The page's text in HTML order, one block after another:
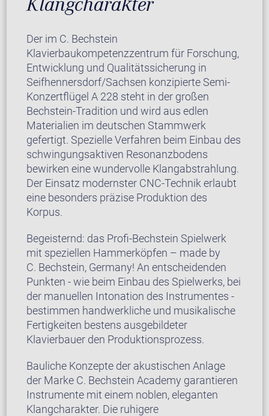
Der im C. Bechstein
Klavierbaukompetenzzentrum für Forschung,
Entwicklung und Qualitätssicherung in
Seifhennersdorf/Sachsen konzipierte Semi-
Konzertflügel A 228 steht in der großen
Bechstein-Tradition und wird aus edlen
Materialien im deutschen Stammwerk
gefertigt. Spezielle Verfahren beim Einbau des
schwingungsaktiven Resonanzbodens
bewirken eine wundervolle Klangabstrahlung.
Der Einsatz modernster CNC-Technik erlaubt
eine besonders präzise Produktion des
Korpus.
Begeisternd: das Profi-Bechstein Spielwerk
mit speziellen Hammerköpfen – made by
C. Bechstein, Germany! An entscheidenden
Punkten - wie beim Einbau des Spielwerks, bei
der manuellen Intonation des Instrumentes -
bestimmen handwerkliche und musikalische
Fertigkeiten bestens ausgebildeter
Klavierbauer den Produktionsprozess.
Bauliche Konzepte der akustischen Anlage
der Marke C. Bechstein Academy garantieren
Instrumente mit einem noblen, eleganten
Klangcharakter. Die ruhigere